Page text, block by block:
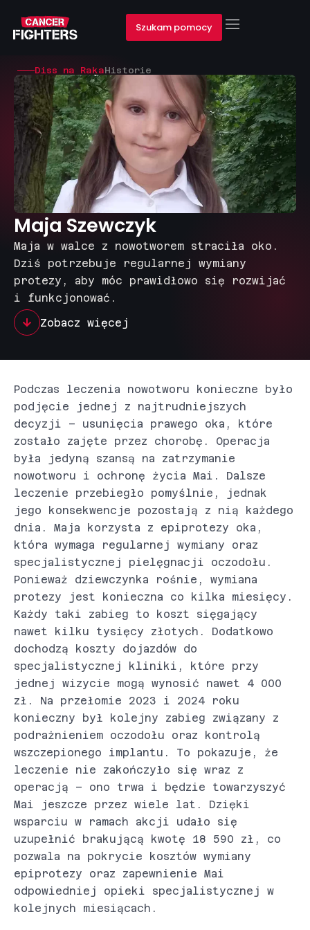
Szukam pomocy
Diss na RakaHistorie
Maja Szewczyk
Maja w walce z nowotworem straciła oko.
Dziś potrzebuje regularnej wymiany
protezy, aby móc prawidłowo się rozwijać
i funkcjonować.
Zobacz więcej
Podczas leczenia nowotworu konieczne było
podjęcie jednej z najtrudniejszych
decyzji – usunięcia prawego oka, które
zostało zajęte przez chorobę. Operacja
była jedyną szansą na zatrzymanie
nowotworu i ochronę życia Mai. Dalsze
leczenie przebiegło pomyślnie, jednak
jego konsekwencje pozostają z nią każdego
dnia. Maja korzysta z epiprotezy oka,
która wymaga regularnej wymiany oraz
specjalistycznej pielęgnacji oczodołu.
Ponieważ dziewczynka rośnie, wymiana
protezy jest konieczna co kilka miesięcy.
Każdy taki zabieg to koszt sięgający
nawet kilku tysięcy złotych. Dodatkowo
dochodzą koszty dojazdów do
specjalistycznej kliniki, które przy
jednej wizycie mogą wynosić nawet 4 000
zł. Na przełomie 2023 i 2024 roku
konieczny był kolejny zabieg związany z
podrażnieniem oczodołu oraz kontrolą
wszczepionego implantu. To pokazuje, że
leczenie nie zakończyło się wraz z
operacją – ono trwa i będzie towarzyszyć
Mai jeszcze przez wiele lat. Dzięki
wsparciu w ramach akcji udało się
uzupełnić brakującą kwotę 18 590 zł, co
pozwala na pokrycie kosztów wymiany
epiprotezy oraz zapewnienie Mai
odpowiedniej opieki specjalistycznej w
kolejnych miesiącach.